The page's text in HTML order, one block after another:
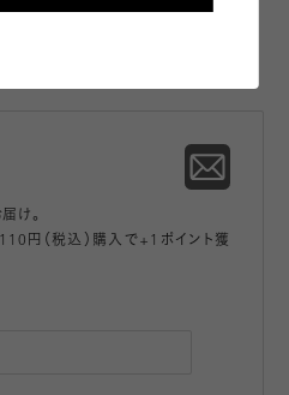
け。
円（税込）購入で+1ポイント獲